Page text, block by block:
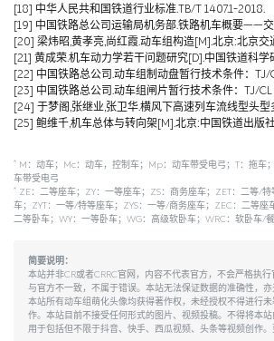
[18] 中华人民共和国铁道行业标准.TB/T 1407.1-2018.
[19] 中国铁路总公司运输局机务部.铁路机车概要——
[20] 梁炜昭,黄孝亮,尚红霞.动车组构造[M].北京:北京交
[21] 黄成荣.机车动力学若干问题研究[D].中国铁道科学
[22] 中国铁路总公司.动车组制动盘暂行技术条件：
[23] 中国铁路总公司.动车组闸片暂行技术条件：TJ/
[24] 于梦阁,张继业,张卫华.横风下高速列车流线型头
[25] 鲍维千,机车总体与转向架[M].北京:中国铁道出版
* M：动车；Mc：动车，控制车；Mp：动车带受电弓；T：拖车
车带受电弓
* ZE：二等座车；ZY：一等座车；ZS：商务座车；ZET：二等/
车；ZYT：一等/特等座车；ZYS：一等/商务座车；ZEC：二等座
二等卧车；WY：一等卧车；WG：高级软卧车；WRC：软卧车/
简要说明：
本站并非CR或者CRRC官网，内容不代表官方，不会严格执
与官方不一致，不属于错误。本站无法保证数据的准确性，亦
本站所有动车组萌化头像均获得著作权，未经授权不得进行未
作。本站目前不接受任何形式的图片、视频投稿。不得将本
用于包括但不限于抖音、快手、西瓜视频、头条等视频创作